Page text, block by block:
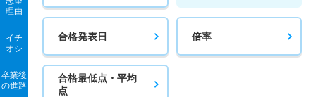
理由
イチ
オシ
卒業後
の進路
合格発表日 倍率
合格最低点・平均
点